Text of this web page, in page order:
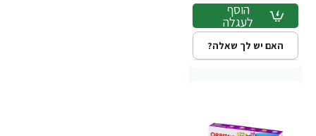
הוסף
לעגלה
האם יש לך שאלה?